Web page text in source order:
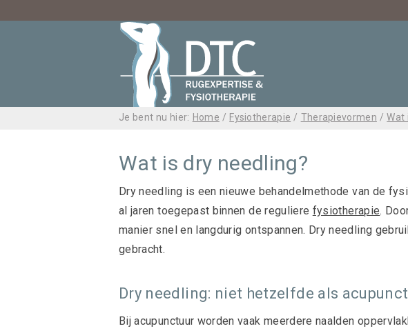
Je bent nu hier: Home / Fysiotherapie / Therapievormen / Wat
Wat is dry needling?
Dry needling is een nieuwe behandelmethode van de
al jaren toegepast binnen de reguliere fysiotherapie.
manier snel en langdurig ontspannen. Dry needling
gebracht.
Dry needling: niet hetzelfde als
Bij acupunctuur worden vaak meerdere naalden